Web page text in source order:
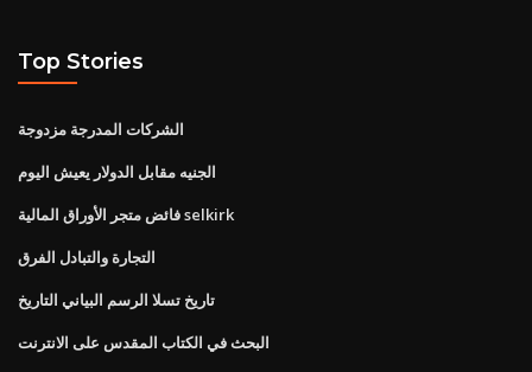
Top Stories
الشركات المدرجة مزدوجة
الجنيه مقابل الدولار يعيش اليوم
فائض متجر الأوراق المالية selkirk
التجارة والتبادل الفرق
تاريخ تسلا الرسم البياني التاريخ
البحث في الكتاب المقدس على الانترنت